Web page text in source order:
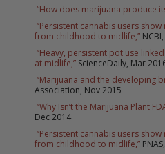
“How does marijuana produce
“Persistent cannabis users
from childhood to midlife,”
“Heavy, persistent pot use
at midlife,” ScienceDaily, Mar
“Marijuana and the developing
Association, Nov 2015
“Why Isn’t the Marijuana Plant
Dec 2014
“Persistent cannabis users
from childhood to midlife,”